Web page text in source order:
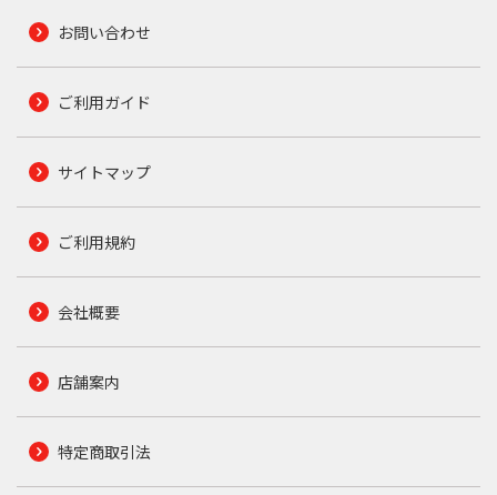
お問い合わせ
ご利用ガイド
サイトマップ
ご利用規約
会社概要
店舗案内
特定商取引法